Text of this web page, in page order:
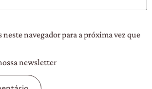
neste navegador para a próxima vez que
newsletter